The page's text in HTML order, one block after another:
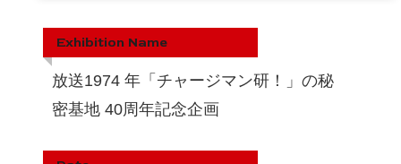
Exhibition Name
放送1974 年「チャージマン研！」の秘
密基地 40周年記念企画